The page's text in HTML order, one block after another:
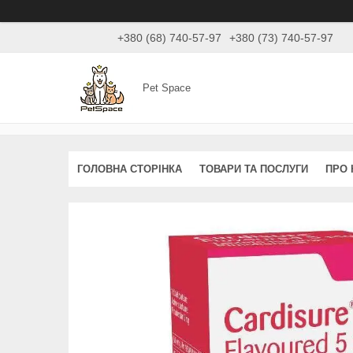
+380 (68) 740-57-97 +380 (73) 740-57-97
Pet Space
ГОЛОВНА СТОРІНКА ТОВАРИ ТА ПОСЛУГИ ПРО